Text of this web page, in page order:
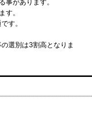
事があります。
す。
す。
選別は3割高となりま